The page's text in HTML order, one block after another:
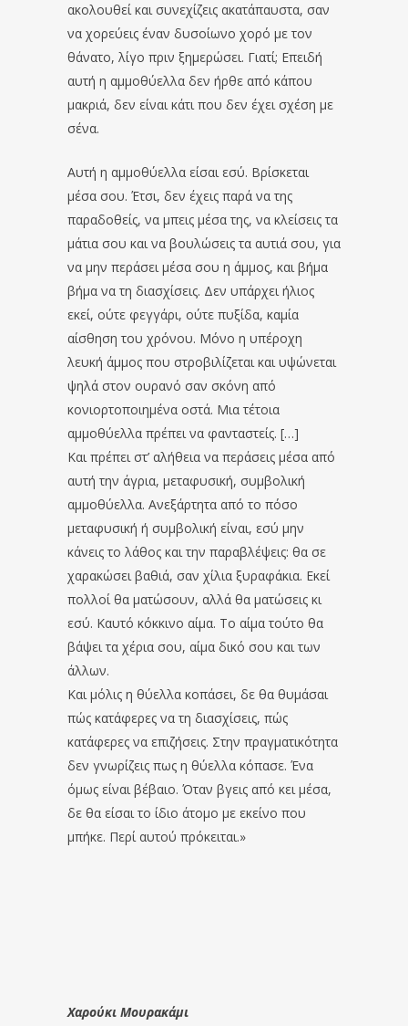
ακολουθεί και συνεχίζεις ακατάπαυστα, σαν
να χορεύεις έναν δυσοίωνο χορό με τον
θάνατο, λίγο πριν ξημερώσει. Γιατί; Επειδή
αυτή η αμμοθύελλα δεν ήρθε από κάπου
μακριά, δεν είναι κάτι που δεν έχει σχέση με
σένα.
Αυτή η αμμοθύελλα είσαι εσύ. Βρίσκεται
μέσα σου. Έτσι, δεν έχεις παρά να της
παραδοθείς, να μπεις μέσα της, να κλείσεις τα
μάτια σου και να βουλώσεις τα αυτιά σου, για
να μην περάσει μέσα σου η άμμος, και βήμα
βήμα να τη διασχίσεις. Δεν υπάρχει ήλιος
εκεί, ούτε φεγγάρι, ούτε πυξίδα, καμία
αίσθηση του χρόνου. Μόνο η υπέροχη
λευκή άμμος που στροβιλίζεται και υψώνεται
ψηλά στον ουρανό σαν σκόνη από
κονιορτοποιημένα οστά. Μια τέτοια
αμμοθύελλα πρέπει να φανταστείς. […]
Και πρέπει στ’ αλήθεια να περάσεις μέσα από
αυτή την άγρια, μεταφυσική, συμβολική
αμμοθύελλα. Ανεξάρτητα από το πόσο
μεταφυσική ή συμβολική είναι, εσύ μην
κάνεις το λάθος και την παραβλέψεις: θα σε
χαρακώσει βαθιά, σαν χίλια ξυραφάκια. Εκεί
πολλοί θα ματώσουν, αλλά θα ματώσεις κι
εσύ. Καυτό κόκκινο αίμα. Το αίμα τούτο θα
βάψει τα χέρια σου, αίμα δικό σου και των
άλλων.
Και μόλις η θύελλα κοπάσει, δε θα θυμάσαι
πώς κατάφερες να τη διασχίσεις, πώς
κατάφερες να επιζήσεις. Στην πραγματικότητα
δεν γνωρίζεις πως η θύελλα κόπασε. Ένα
όμως είναι βέβαιο. Όταν βγεις από κει μέσα,
δε θα είσαι το ίδιο άτομο με εκείνο που
μπήκε. Περί αυτού πρόκειται.»
Χαρούκι Μουρακάμι